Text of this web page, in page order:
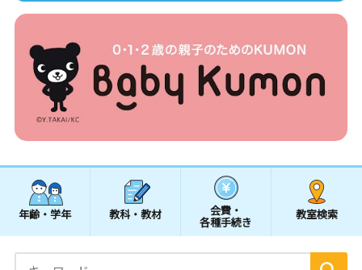
年齢・学年 教科・教材 会費・
各種手続き
教室検索